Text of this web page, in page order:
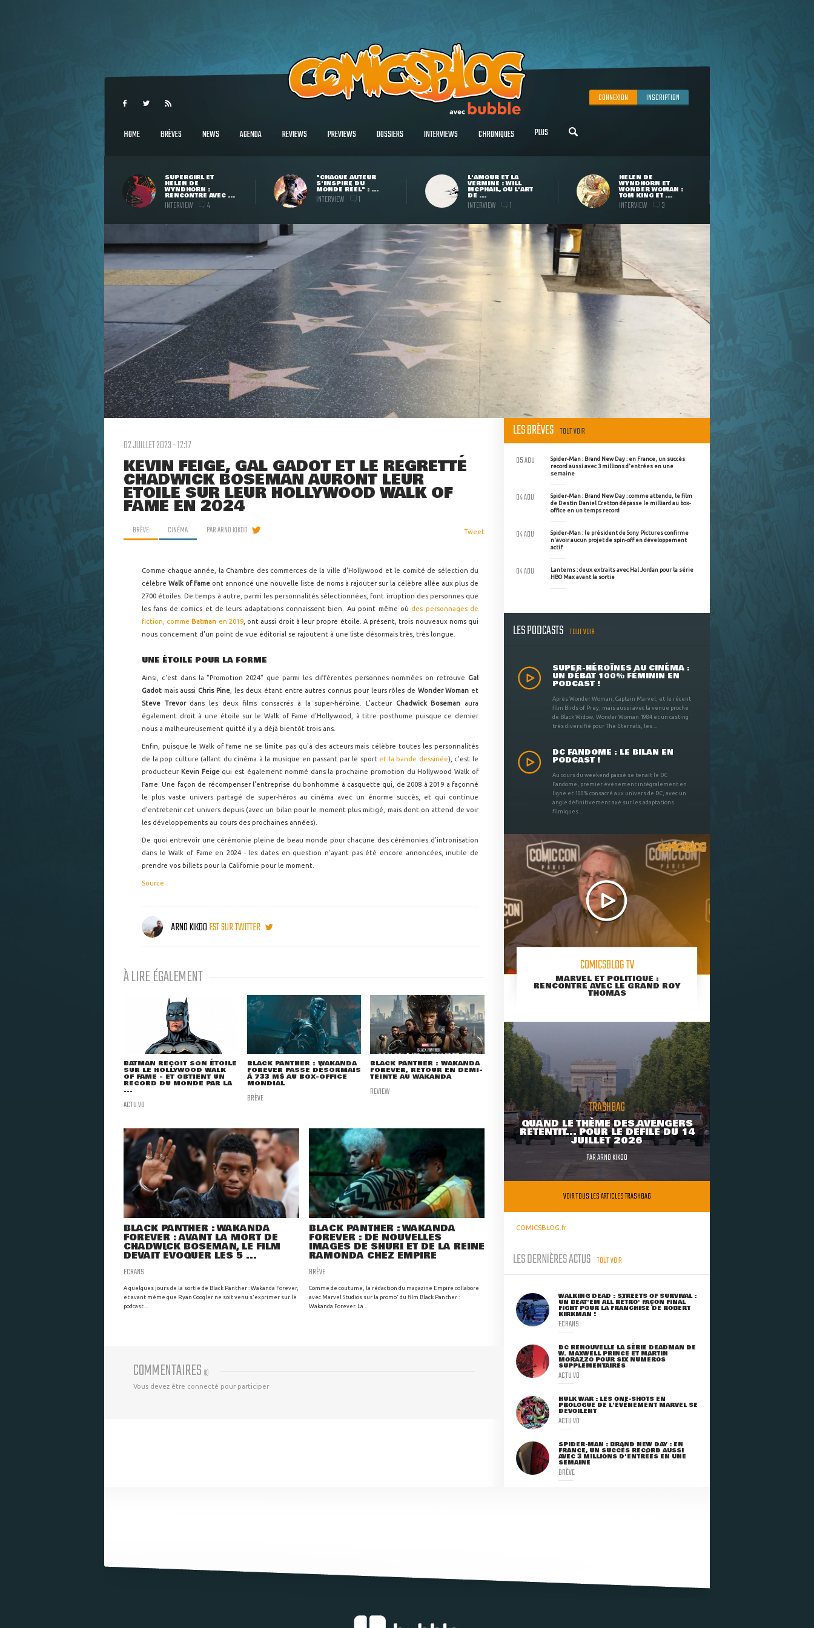
CONNEXION INSCRIPTION
HOME BRÈVES NEWS AGENDA REVIEWS PREVIEWS DOSSIERS INTERVIEWS CHRONIQUES PLUS
SUPERGIRL ET
HELEN DE
WYNDHORN :
RENCONTRE AVEC ...
INTERVIEW 4
"CHAQUE AUTEUR
S'INSPIRE DU
MONDE RÉEL" : ...
INTERVIEW 1
L'AMOUR ET LA
VERMINE : WILL
MCPHAIL, OU L'ART
DE ...
INTERVIEW 1
HELEN DE
WYNDHORN ET
WONDER WOMAN :
TOM KING ET ...
INTERVIEW 3
02 JUILLET 2023 - 12:17
KEVIN FEIGE, GAL GADOT ET LE REGRETTÉ
CHADWICK BOSEMAN AURONT LEUR
ÉTOILE SUR LEUR HOLLYWOOD WALK OF
FAME EN 2024
BRÈVE CINÉMA PARARNO KIKOO Tweet
Comme chaque année, la Chambre des commerces de la ville d'Hollywood et le comité de sélection du
célèbre Walk of Fame ont annoncé une nouvelle liste de noms à rajouter sur la célèbre allée aux plus de
2700 étoiles. De temps à autre, parmi les personnalités sélectionnées, font irruption des personnes que
les fans de comics et de leurs adaptations connaissent bien. Au point même où des personnages de
fiction, commeBatman en 2019, ont aussi droit à leur propre étoile. A présent, trois nouveaux noms qui
nous concernent d'un point de vue éditorial se rajoutent à une liste désormais très, très longue.
UNE ÉTOILE POUR LA FORME
Ainsi, c'est dans la "Promotion 2024" que parmi les différentes personnes nommées on retrouve Gal
Gadot mais aussi Chris Pine, les deux étant entre autres connus pour leurs rôles de Wonder Woman et
Steve Trevor dans les deux films consacrés à la super-héroïne. L'acteur Chadwick Boseman aura
également droit à une étoile sur le Walk of Fame d'Hollywood, à titre posthume puisque ce dernier
nous a malheureusement quitté il y a déjà bientôt trois ans.
Enfin, puisque le Walk of Fame ne se limite pas qu'à des acteurs mais célèbre toutes les personnalités
de la pop culture (allant du cinéma à la musique en passant par le sport et la bande dessinée), c'est le
producteur Kevin Feige qui est également nommé dans la prochaine promotion du Hollywood Walk of
Fame. Une façon de récompenser l'entreprise du bonhomme à casquette qui, de 2008 à 2019 a façonné
le plus vaste univers partagé de super-héros au cinéma avec un énorme succès, et qui continue
d'entretenir cet univers depuis (avec un bilan pour le moment plus mitigé, mais dont on attend de voir
les développements au cours des prochaines années).
De quoi entrevoir une cérémonie pleine de beau monde pour chacune des cérémonies d'intronisation
dans le Walk of Fame en 2024 - les dates en question n'ayant pas été encore annoncées, inutile de
prendre vos billets pour la Californie pour le moment.
Source
ARNO KIKOOEST SUR TWITTER
À LIRE ÉGALEMENT
BATMAN REÇOIT SON ÉTOILE
SUR LE HOLLYWOOD WALK
OF FAME - ET OBTIENT UN
RECORD DU MONDE PAR LA
...
ACTU VO
BLACK PANTHER : WAKANDA
FOREVER PASSE DÉSORMAIS
À 733 M$ AU BOX-OFFICE
MONDIAL
BRÈVE
BLACK PANTHER : WAKANDA
FOREVER, RETOUR EN DEMI-
TEINTE AU WAKANDA
REVIEW
BLACK PANTHER : WAKANDA
FOREVER : AVANT LA MORT DE
CHADWICK BOSEMAN, LE FILM
DEVAIT ÉVOQUER LES 5 ...
ECRANS
A quelques jours de la sortie de Black Panther : Wakanda Forever,
et avant même que Ryan Coogler ne soit venu s'exprimer sur le
podcast ...
BLACK PANTHER : WAKANDA
FOREVER : DE NOUVELLES
IMAGES DE SHURI ET DE LA REINE
RAMONDA CHEZ EMPIRE
BRÈVE
Comme de coutume, la rédaction du magazine Empire collabore
avec Marvel Studios sur la promo' du film Black Panther :
Wakanda Forever. La ...
COMMENTAIRES (0)
Vous devez être connecté pour participer
LES BRÈVES TOUT VOIR
Spider-Man : Brand New Day : en France, un succès
record aussi avec 3 millions d'entrées en une
semaine
05 AOU
Spider-Man : Brand New Day : comme attendu, le film
de Destin Daniel Cretton dépasse le milliard au box-
office en un temps record
04 AOU
Spider-Man : le président de Sony Pictures confirme
n'avoir aucun projet de spin-off en développement
actif
04 AOU
Lanterns : deux extraits avec Hal Jordan pour la série
HBO Max avant la sortie
04 AOU
LES PODCASTS TOUT VOIR
SUPER-HÉROÏNES AU CINÉMA :
UN DÉBAT 100% FÉMININ EN
PODCAST !
Après Wonder Woman, Captain Marvel, et le récent
film Birds of Prey, mais aussi avec la venue proche
de Black Widow, Wonder Woman 1984 et un casting
très diversifié pour The Eternals, les ...
DC FANDOME : LE BILAN EN
PODCAST !
Au cours du weekend passé se tenait le DC
Fandome, premier évènement intégralement en
ligne et 100% consacré aux univers de DC, avec un
angle définitivement axé sur les adaptations
filmiques ...
COMICSBLOG TV
MARVEL ET POLITIQUE :
RENCONTRE AVEC LE GRAND ROY
THOMAS
TRASHBAG
QUAND LE THÈME DES AVENGERS
RETENTIT... POUR LE DÉFILÉ DU 14
JUILLET 2026
PARARNO KIKOO
VOIR TOUS LES ARTICLES TRASHBAG
COMICSBLOG.fr
LES DERNIÈRES ACTUS TOUT VOIR
WALKING DEAD : STREETS OF SURVIVAL :
UN BEAT'EM ALL RÉTRO' FAÇON FINAL
FIGHT POUR LA FRANCHISE DE ROBERT
KIRKMAN !
ECRANS
DC RENOUVELLE LA SÉRIE DEADMAN DE
W. MAXWELL PRINCE ET MARTIN
MORAZZO POUR SIX NUMÉROS
SUPPLÉMENTAIRES
ACTU VO
HULK WAR : LES ONE-SHOTS EN
PROLOGUE DE L'ÉVÈNEMENT MARVEL SE
DÉVOILENT
ACTU VO
SPIDER-MAN : BRAND NEW DAY : EN
FRANCE, UN SUCCÈS RECORD AUSSI
AVEC 3 MILLIONS D'ENTRÉES EN UNE
SEMAINE
BRÈVE